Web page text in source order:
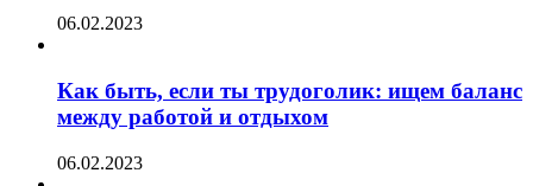
06.02.2023
Как быть, если ты трудоголик: ищем баланс
между работой и отдыхом
06.02.2023